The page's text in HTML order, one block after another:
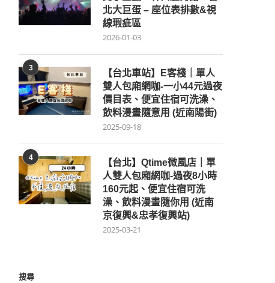
北大巨蛋 – 座位表排數&視
線瑕疵區
2026-01-03
3
【台北車站】E客棧｜單人
雙人包廂網咖-一小44元過夜
價目表、便宜住宿可洗澡、
飲料漫畫隨意用 (近南陽街)
2025-09-18
4
【台北】Qtime微風店｜單
人雙人包廂網咖-過夜8小時
160元起、便宜住宿可洗
澡、飲料漫畫隨你用 (近南
京復興&忠孝復興站)
2025-03-21
搜尋